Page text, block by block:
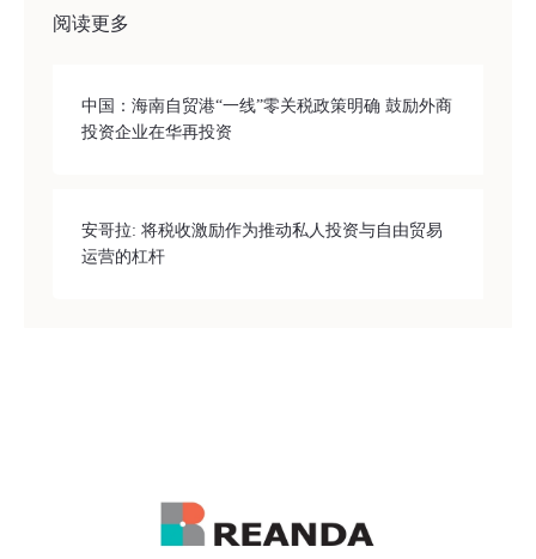
阅读更多
中国：海南自贸港“一线”零关税政策明确 鼓励外商
投资企业在华再投资
安哥拉: 将税收激励作为推动私人投资与自由贸易
运营的杠杆